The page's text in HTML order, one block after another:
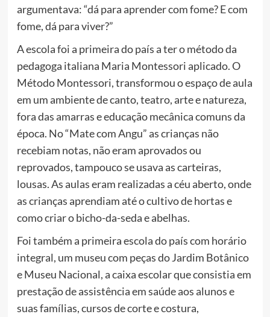
argumentava: “dá para aprender com fome? E com
fome, dá para viver?”
A escola foi a primeira do país a ter o método da
pedagoga italiana Maria Montessori aplicado. O
Método Montessori, transformou o espaço de aula
em um ambiente de canto, teatro, arte e natureza,
fora das amarras e educação mecânica comuns da
época. No “Mate com Angu” as crianças não
recebiam notas, não eram aprovados ou
reprovados, tampouco se usava as carteiras,
lousas. As aulas eram realizadas a céu aberto, onde
as crianças aprendiam até o cultivo de hortas e
como criar o bicho-da-seda e abelhas.
Foi também a primeira escola do país com horário
integral, um museu com peças do Jardim Botânico
e Museu Nacional, a caixa escolar que consistia em
prestação de assistência em saúde aos alunos e
suas famílias, cursos de corte e costura,